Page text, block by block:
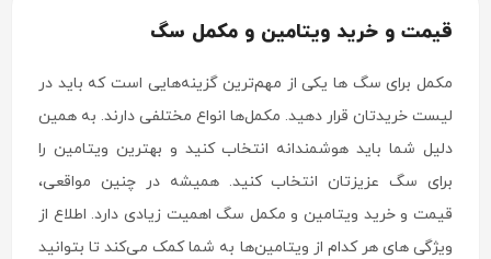
قیمت و خرید ویتامین و مکمل سگ
مکمل برای سگ ها یکی از مهم‌ترین گزینه‌هایی است که باید در
لیست خریدتان قرار دهید. مکمل‌ها انواع مختلفی دارند. به همین
دلیل شما باید هوشمندانه انتخاب کنید و بهترین ویتامین را
برای سگ عزیزتان انتخاب کنید. همیشه در چنین مواقعی،
قیمت و خرید ویتامین و مکمل سگ اهمیت زیادی دارد. اطلاع از
ویژگی های هر کدام از ویتامین‌ها به شما کمک می‌کند تا بتوانید